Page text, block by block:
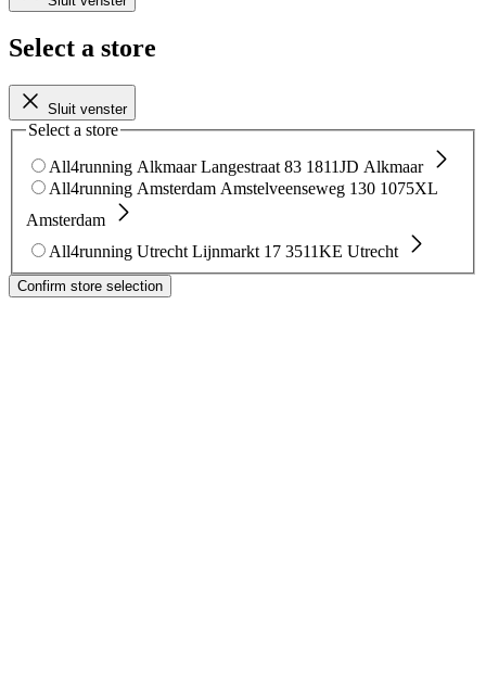
Select a store
Sluit venster
Select a store
All4running Alkmaar Langestraat 83 1811JD Alkmaar
All4running Amsterdam Amstelveenseweg 130 1075XL
Amsterdam
All4running Utrecht Lijnmarkt 17 3511KE Utrecht
Confirm store selection